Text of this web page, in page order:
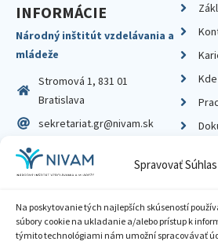
Spravovať Súhlas
Na poskytovanie tých najlepších skúseností
súbory cookie na ukladanie a/alebo prístup k
týmito technológiami nám umožní spracovávať
INFORMÁCIE
Národný inštitút vzdelávania a
mládeže
Stromová 1, 831 01
Bratislava
sekretariat.gr@nivam.sk
IČO: 00164348
DIČ: 2020798714